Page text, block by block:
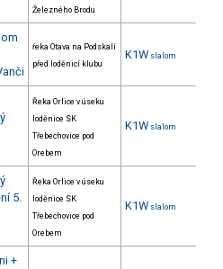
Železného Brodu
řeka Otava na Podskalí
před loděnicí klubu
K1W slalom
Řeka Orlice v úseku
loděnice SK
Třebechovice pod
Orebem
K1W slalom
5.
Řeka Orlice v úseku
loděnice SK
Třebechovice pod
Orebem
K1W slalom
+